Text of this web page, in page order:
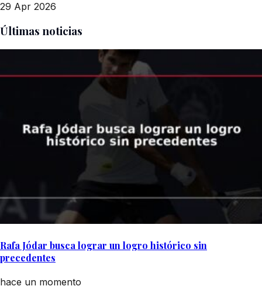
29 Apr 2026
Últimas noticias
Rafa Jódar busca lograr un logro histórico sin
precedentes
hace un momento